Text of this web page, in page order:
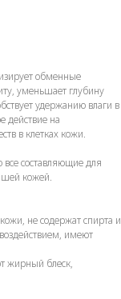
обменные
уменьшает глубину
удержанию влаги в
действие на
в клетках кожи.
составляющие для
кожей.
не содержат спирта и
имеют
жирный блеск,